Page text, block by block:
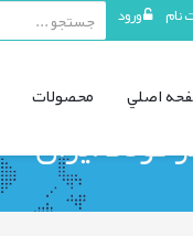
نام ورود
اصلي محصولات
فولاد ایران